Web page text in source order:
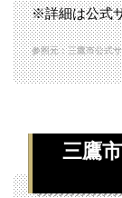
※詳細は公式
参照元：三鷹市公式
三鷹